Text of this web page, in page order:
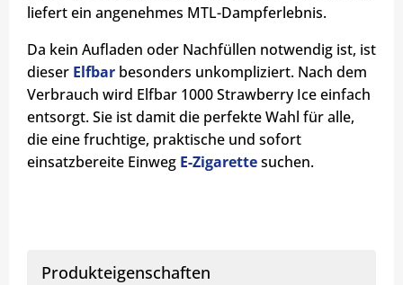
liefert ein angenehmes MTL-Dampferlebnis.
Da kein Aufladen oder Nachfüllen notwendig ist, ist
dieser Elfbar besonders unkompliziert. Nach dem
Verbrauch wird Elfbar 1000 Strawberry Ice einfach
entsorgt. Sie ist damit die perfekte Wahl für alle,
die eine fruchtige, praktische und sofort
einsatzbereite Einweg E-Zigarettesuchen.
Produkteigenschaften